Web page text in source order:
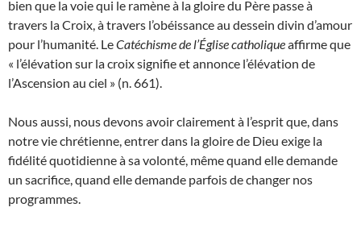
bien que la voie qui le ramène à la gloire du Père passe à
travers la Croix, à travers l’obéissance au dessein divin d’amour
pour l’humanité. LeCatéchisme de l’Église catholiqueaffirme que
« l’élévation sur la croix signifie et annonce l’élévation de
l’Ascension au ciel » (n. 661).
Nous aussi, nous devons avoir clairement à l’esprit que, dans
notre vie chrétienne, entrer dans la gloire de Dieu exige la
fidélité quotidienne à sa volonté, même quand elle demande
un sacrifice, quand elle demande parfois de changer nos
programmes.